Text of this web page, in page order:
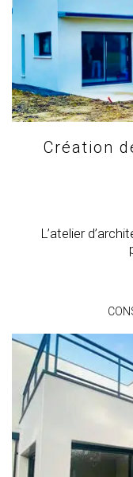
Création
L’atelier